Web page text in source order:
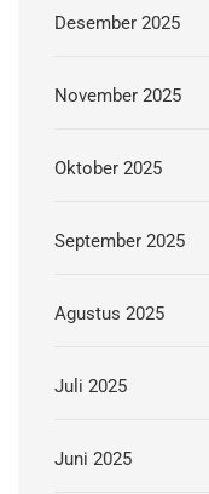
Desember 2025
November 2025
Oktober 2025
September 2025
Agustus 2025
Juli 2025
Juni 2025